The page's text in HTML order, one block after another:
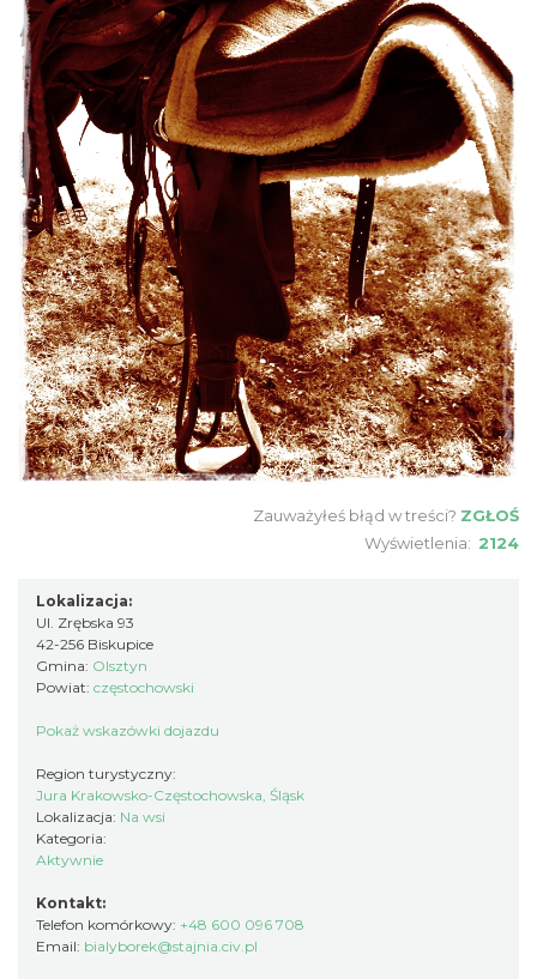
Zauważyłeś błąd w treści? ZGŁOŚ
Wyświetlenia: 2124
Lokalizacja:
Ul. Zrębska 93
42-256 Biskupice
Gmina: Olsztyn
Powiat: częstochowski
Pokaż wskazówki dojazdu
Region turystyczny:
Jura Krakowsko-Częstochowska, Śląsk
Lokalizacja: Na wsi
Kategoria:
Aktywnie
Kontakt:
Telefon komórkowy: +48 600 096 708
Email: bialyborek@stajnia.civ.pl